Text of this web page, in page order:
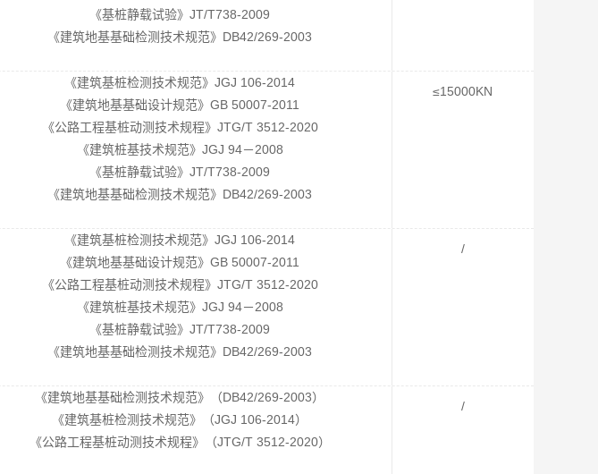
《基桩静载试验》JT/T738-2009
《建筑地基基础检测技术规范》DB42/269-2003
《建筑基桩检测技术规范》JGJ 106-2014
《建筑地基基础设计规范》GB 50007-2011
《公路工程基桩动测技术规程》JTG/T 3512-2020
《建筑桩基技术规范》JGJ 94－2008
《基桩静载试验》JT/T738-2009
《建筑地基基础检测技术规范》DB42/269-2003
≤15000KN
《建筑基桩检测技术规范》JGJ 106-2014
《建筑地基基础设计规范》GB 50007-2011
《公路工程基桩动测技术规程》JTG/T 3512-2020
《建筑桩基技术规范》JGJ 94－2008
《基桩静载试验》JT/T738-2009
《建筑地基基础检测技术规范》DB42/269-2003
/
《建筑地基基础检测技术规范》（DB42/269-2003）
《建筑基桩检测技术规范》（JGJ 106-2014）
《公路工程基桩动测技术规程》（JTG/T 3512-2020）
/